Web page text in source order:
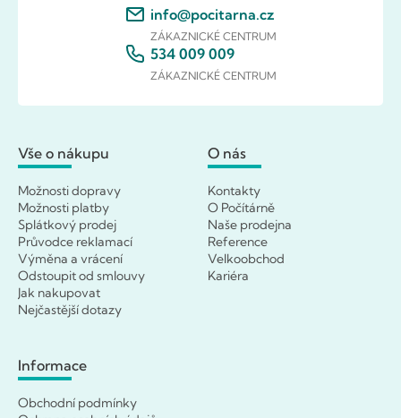
info@pocitarna.cz
ZÁKAZNICKÉ CENTRUM
534 009 009
ZÁKAZNICKÉ CENTRUM
Vše o nákupu
Možnosti dopravy
Možnosti platby
Splátkový prodej
Průvodce reklamací
Výměna a vrácení
Odstoupit od smlouvy
Jak nakupovat
Nejčastější dotazy
O nás
Kontakty
O Počítárně
Naše prodejna
Reference
Velkoobchod
Kariéra
Informace
Obchodní podmínky